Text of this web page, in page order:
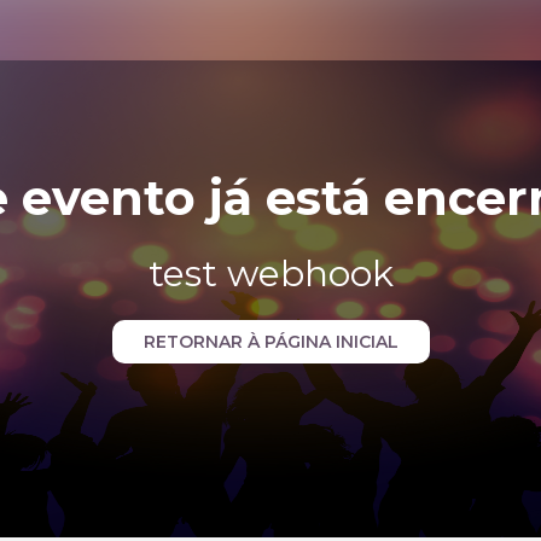
evento já está
test webhook
RETORNAR À PÁGINA INICIAL